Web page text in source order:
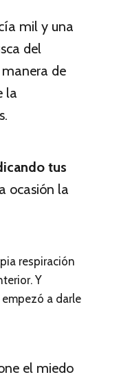
mil y una
del
manera de
la
tus
ocasión la
respiración
Y
a darle
el miedo